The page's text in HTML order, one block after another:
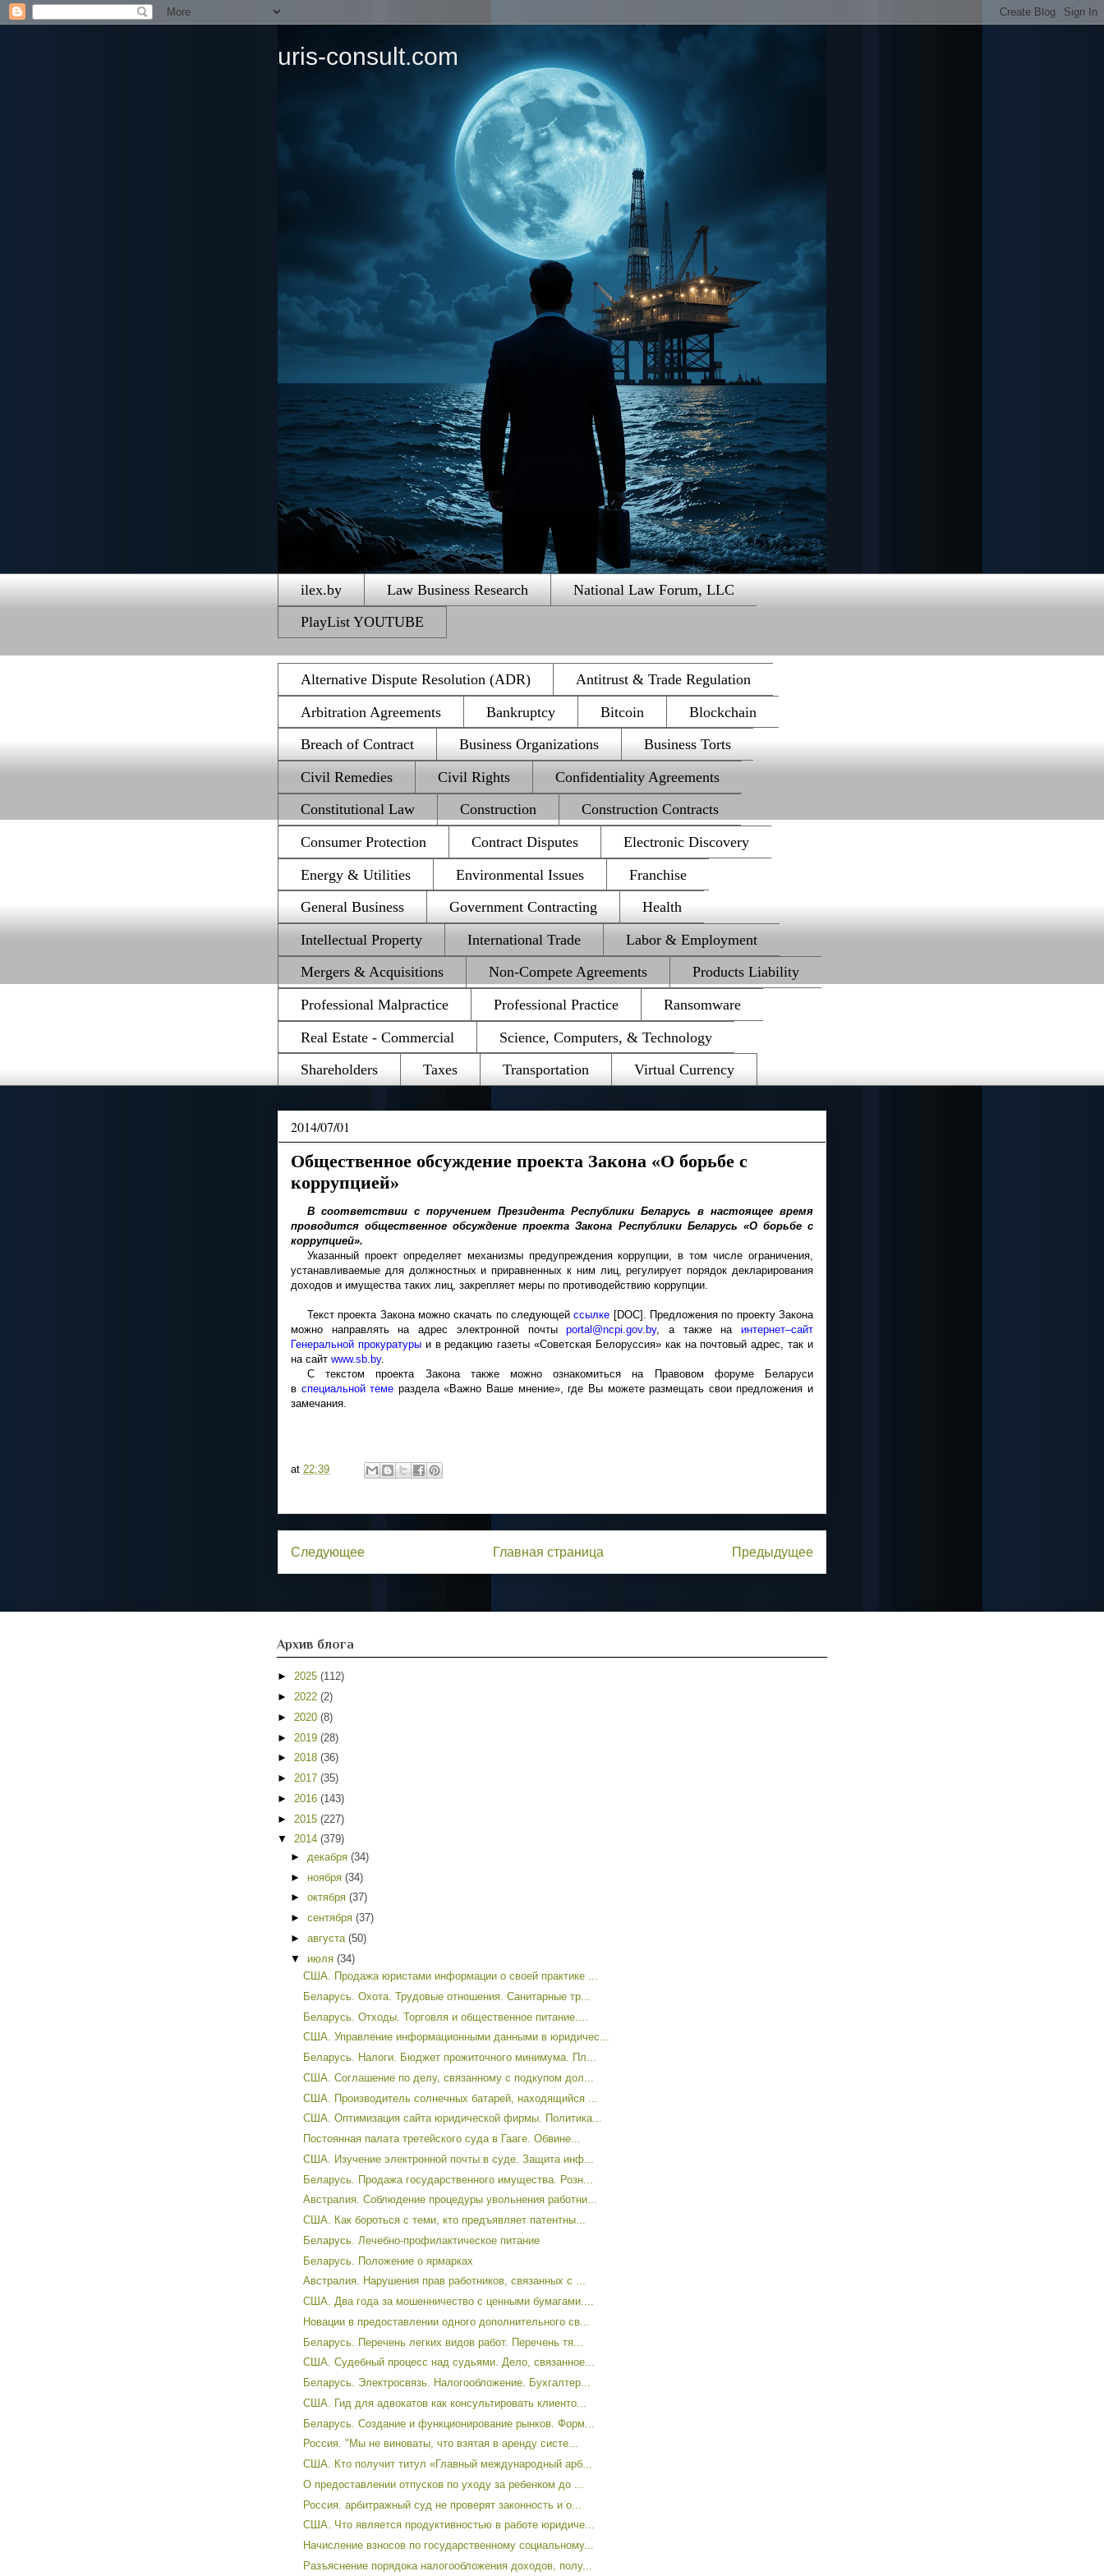
uris-consult.com
ilex.by Law Business Research
National Law Forum, LLC
PlayList YOUTUBE
Alternative Dispute Resolution (ADR)
Antitrust & Trade Regulation
Arbitration Agreements
Bankruptcy Bitcoin
Blockchain
Breach of Contract
Business Organizations
Business Torts
Civil Remedies
Civil Rights
Confidentiality Agreements
Constitutional Law
Construction
Construction Contracts
Consumer Protection
Contract Disputes
Electronic Discovery
Energy & Utilities
Environmental Issues
Franchise
General Business
Government Contracting
Health
Intellectual Property
International Trade
Labor & Employment
Mergers & Acquisitions
Non-Compete Agreements
Products Liability
Professional Malpractice
Professional Practice
Ransomware
Real Estate - Commercial
Science, Computers, & Technology
Shareholders
Taxes Transportation Virtual Currency
2014/07/01
Общественное обсуждение проекта Закона «О борьбе с
коррупцией»
В соответствии с поручением Президента Республики Беларусь в настоящее время
проводится общественное обсуждение проекта Закона Республики Беларусь «О борьбе с
коррупцией».
Указанный проект определяет механизмы предупреждения коррупции, в том числе ограничения,
устанавливаемые для должностных и приравненных к ним лиц, регулирует порядок декларирования
доходов и имущества таких лиц, закрепляет меры по противодействию коррупции.
Текст проекта Закона можно скачать по следующейссылке [DOC]. Предложения по проекту Закона
можно направлять на адрес электронной почтыportal@ncpi.gov.by, а также наинтернет–сайт
Генеральной прокуратурыи в редакцию газеты «Советская Белоруссия» как на почтовый адрес, так и
на сайт www.sb.by.
С текстом проекта Закона также можно ознакомиться на Правовом форуме Беларуси
в специальной теме раздела «Важно Ваше мнение», где Вы можете размещать свои предложения и
замечания.
at 22:39
Следующее Предыдущее
Главная страница
Архив блога
► 2025 (112)
► 2022 (2)
► 2020 (8)
► 2019 (28)
► 2018 (36)
► 2017 (35)
► 2016 (143)
► 2015 (227)
▼ 2014 (379)
► декабря (34)
► ноября (34)
► октября (37)
► сентября (37)
► августа (50)
▼ июля (34)
США. Продажа юристами информации о своей практике ...
Беларусь. Охота. Трудовые отношения. Санитарные тр...
Беларусь. Отходы. Торговля и общественное питание....
США. Управление информационными данными в юридичес...
Беларусь. Налоги. Бюджет прожиточного минимума. Пл...
США. Соглашение по делу, связанному с подкупом дол...
США. Производитель солнечных батарей, находящийся ...
США. Оптимизация сайта юридической фирмы. Политика...
Постоянная палата третейского суда в Гааге. Обвине...
США. Изучение электронной почты в суде. Защита инф...
Беларусь. Продажа государственного имущества. Розн...
Австралия. Соблюдение процедуры увольнения работни...
США. Как бороться с теми, кто предъявляет патентны...
Беларусь. Лечебно-профилактическое питание
Беларусь. Положение о ярмарках
Австралия. Нарушения прав работников, связанных с ...
США. Два года за мошенничество с ценными бумагами....
Новации в предоставлении одного дополнительного св...
Беларусь. Перечень легких видов работ. Перечень тя...
США. Судебный процесс над судьями. Дело, связанное...
Беларусь. Электросвязь. Налогообложение. Бухгалтер...
США. Гид для адвокатов как консультировать клиенто...
Беларусь. Создание и функционирование рынков. Форм...
Россия. "Мы не виноваты, что взятая в аренду систе...
США. Кто получит титул «Главный международный арб...
О предоставлении отпусков по уходу за ребенком до ...
Россия. арбитражный суд не проверят законность и о...
США. Что является продуктивностью в работе юридиче...
Начисление взносов по государственному социальному...
Разъяснение порядока налогообложения доходов, полу...